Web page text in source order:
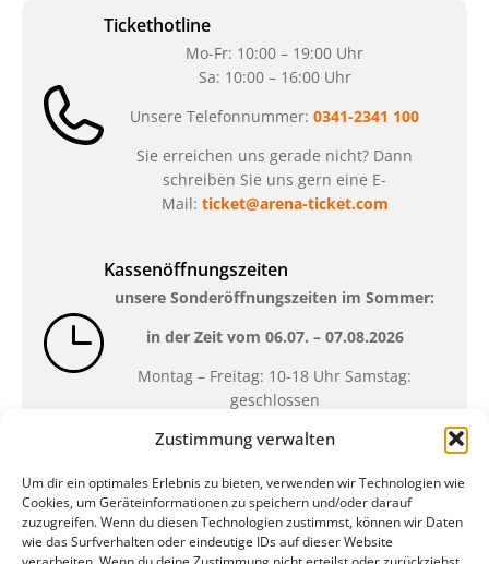
Zustimmung verwalten
Um dir ein optimales Erlebnis zu bieten, verwenden wir Technologien wie
Cookies, um Geräteinformationen zu speichern und/oder darauf
zuzugreifen. Wenn du diesen Technologien zustimmst, können wir Daten
wie das Surfverhalten oder eindeutige IDs auf dieser Website
Tickethotline
Mo-Fr: 10:00 – 19:00 Uhr
Sa: 10:00 – 16:00 Uhr
Unsere Telefonnummer: 0341-2341 100
Sie erreichen uns gerade nicht? Dann
schreiben Sie uns gern eine E-
Mail: ticket@arena-ticket.com
Kassenöffnungszeiten
unsere Sonderöffnungszeiten im Sommer:
in der Zeit vom 06.07. – 07.08.2026
Montag – Freitag: 10-18 Uhr Samstag:
geschlossen
Standort
QUARTERBACK Immobilien ARENA
Am Sportforum 2, 04105 Leipzig